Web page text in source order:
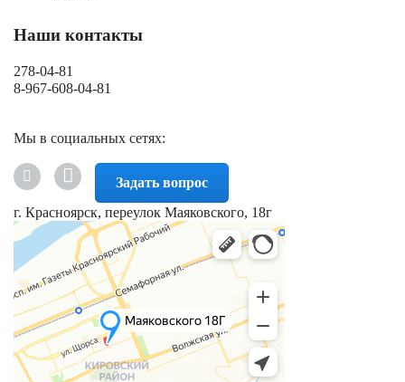
Наши контакты
278-04-81
8-967-608-04-81
Мы в социальных сетях:
Задать вопрос
г. Красноярск, переулок Маяковского, 18г